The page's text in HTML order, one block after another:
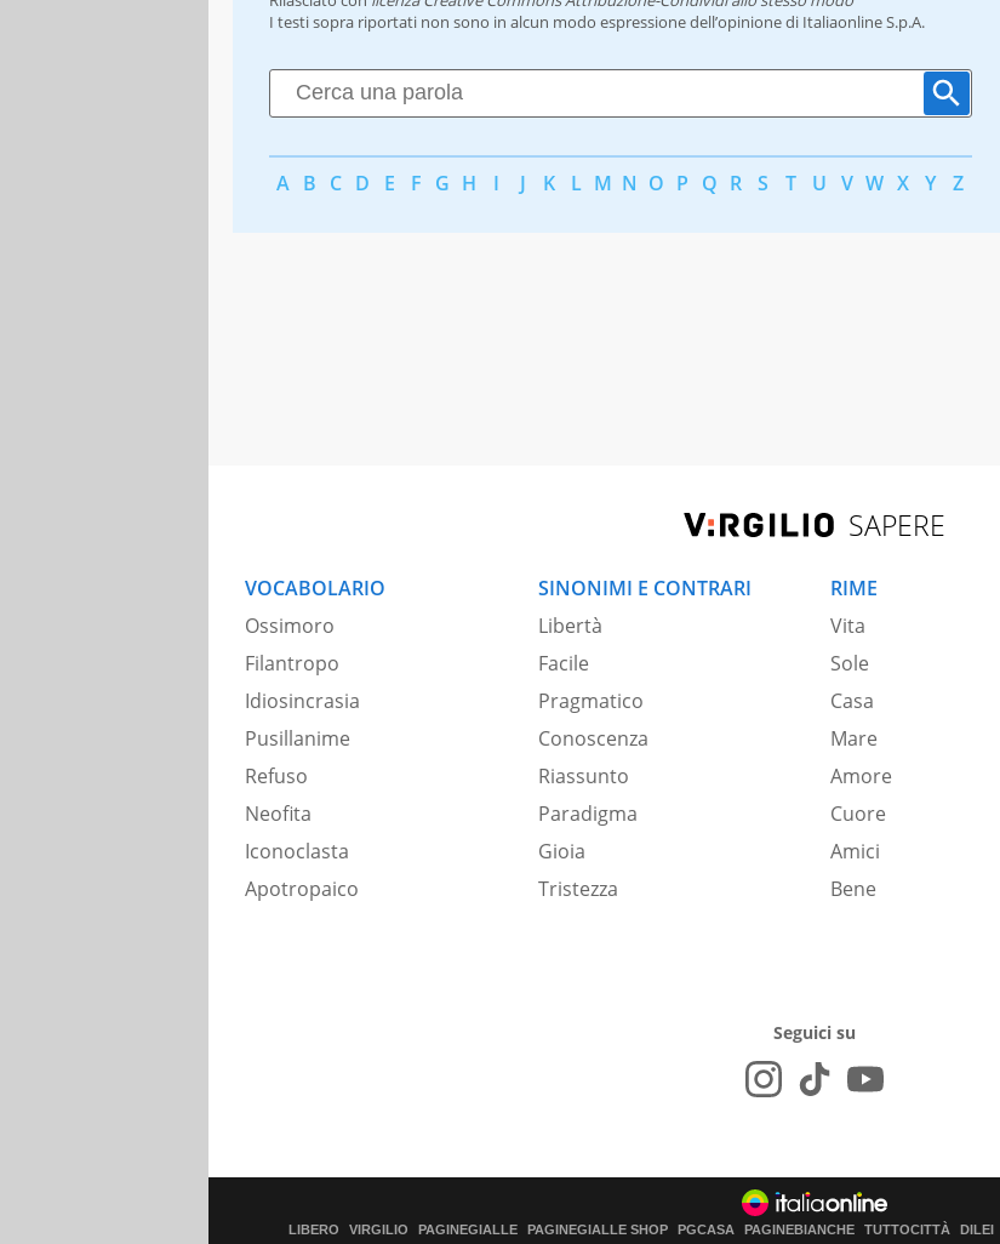
I testi sopra riportati non sono in alcun modo espressione dell’opinione di Italiaonline S.p.A.
A B C D E F G H I J K L M N O P Q R S T U V W X Y Z
SAPERE
VOCABOLARIO
Ossimoro
Filantropo
Idiosincrasia
Pusillanime
Refuso
Neofita
Iconoclasta
Apotropaico
SINONIMI E CONTRARI
Libertà
Facile
Pragmatico
Conoscenza
Riassunto
Paradigma
Gioia
Tristezza
RIME
Vita
Sole
Casa
Mare
Amore
Cuore
Amici
Bene
Seguici su
LIBERO VIRGILIO PAGINEGIALLE PAGINEGIALLE SHOP PGCASA PAGINEBIANCHE TUTTOCITTÀ DILEI